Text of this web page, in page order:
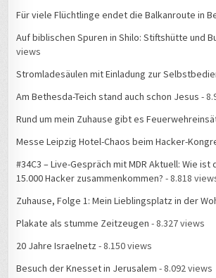
Für viele Flüchtlinge endet die Balkanroute in
Auf biblischen Spuren in Shilo: Stiftshütte und
views
Stromladesäulen mit Einladung zur
Am Bethesda-Teich stand auch schon Jesus -
Rund um mein Zuhause gibt es
Messe Leipzig Hotel-Chaos beim Hacker-
#34C3 – Live-Gespräch mit MDR Aktuell: Wie
15.000 Hacker zusammenkommen? - 8.818
Zuhause, Folge 1: Mein Lieblingsplatz in der
Plakate als stumme Zeitzeugen - 8.327 views
20 Jahre Israelnetz - 8.150 views
Besuch der Knesset in Jerusalem - 8.092 views